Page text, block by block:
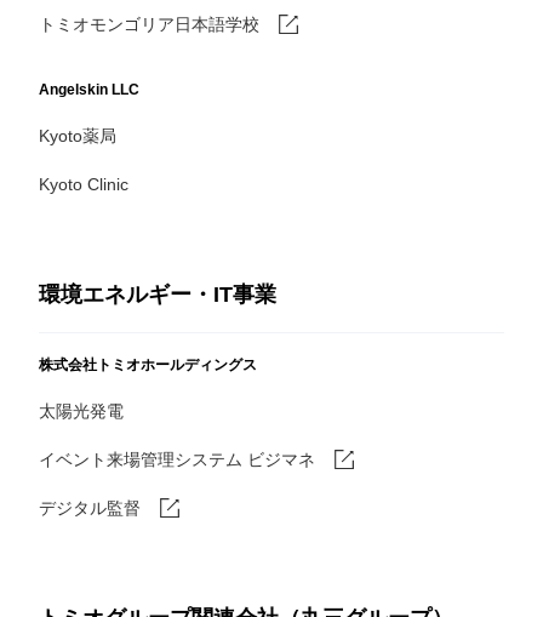
トミオモンゴリア日本語学校
Angelskin LLC
Kyoto薬局
Kyoto Clinic
環境エネルギー・IT事業
株式会社トミオホールディングス
太陽光発電
イベント来場管理システム ビジマネ
デジタル監督